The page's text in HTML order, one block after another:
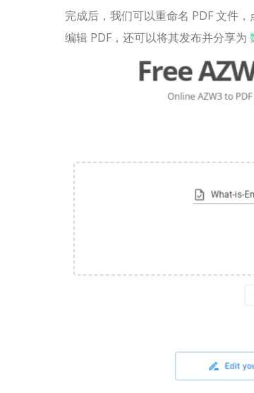
完成后，我们可以重命名 PDF 文件
编辑 PDF，还可以将其发布并分享为